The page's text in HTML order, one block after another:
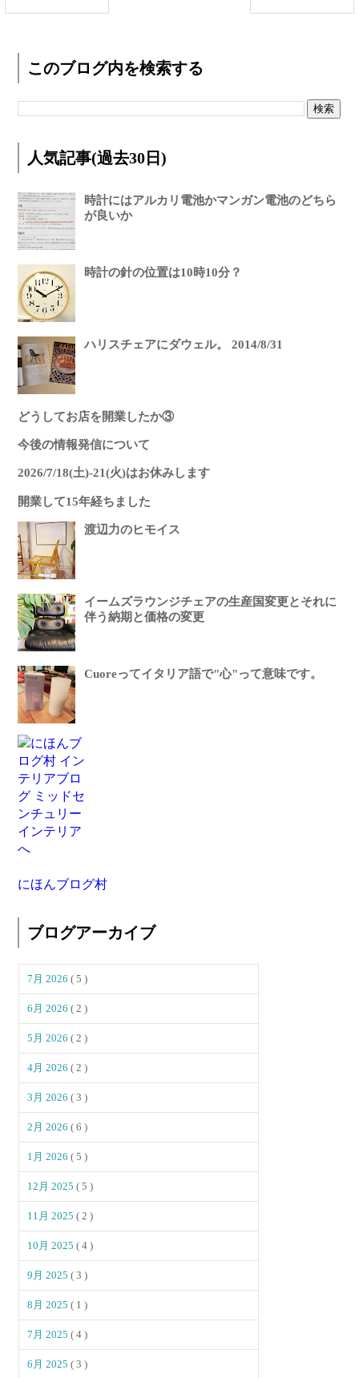
このブログ内を検索する
人気記事(過去30日)
時計にはアルカリ電池かマンガン電池のどちら
が良いか
時計の針の位置は10時10分？
ハリスチェアにダウェル。 2014/8/31
どうしてお店を開業したか③
今後の情報発信について
2026/7/18(土)-21(火)はお休みします
開業して15年経ちました
渡辺力のヒモイス
イームズラウンジチェアの生産国変更とそれに
伴う納期と価格の変更
Cuoreってイタリア語で"心"って意味です。
にほんブログ村
ブログアーカイブ
7月 2026( 5 )
6月 2026( 2 )
5月 2026( 2 )
4月 2026( 2 )
3月 2026( 3 )
2月 2026( 6 )
1月 2026( 5 )
12月 2025( 5 )
11月 2025( 2 )
10月 2025( 4 )
9月 2025( 3 )
8月 2025( 1 )
7月 2025( 4 )
6月 2025( 3 )